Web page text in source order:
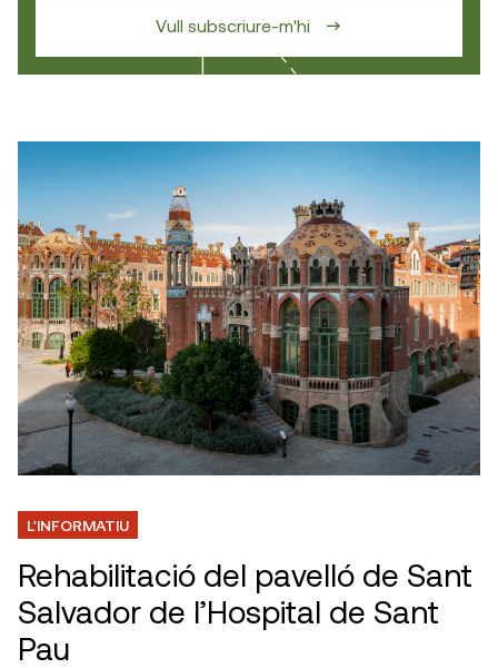
Vull subscriure-m'hi
L'INFORMATIU
Rehabilitació del pavelló de Sant
Salvador de l’Hospital de Sant
Pau